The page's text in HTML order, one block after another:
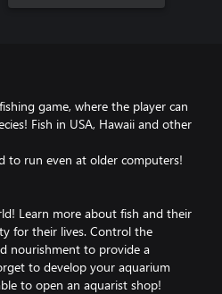
game, where the player can
Fish in USA, Hawaii and other
to run even at older computers!
Learn more about fish and their
for their lives. Control the
nourishment to provide a
to develop your aquarium
to open an aquarist shop!